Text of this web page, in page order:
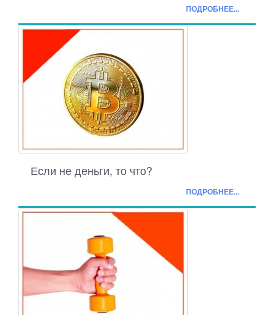
ПОДРОБНЕЕ...
Если не деньги, то что?
ПОДРОБНЕЕ...